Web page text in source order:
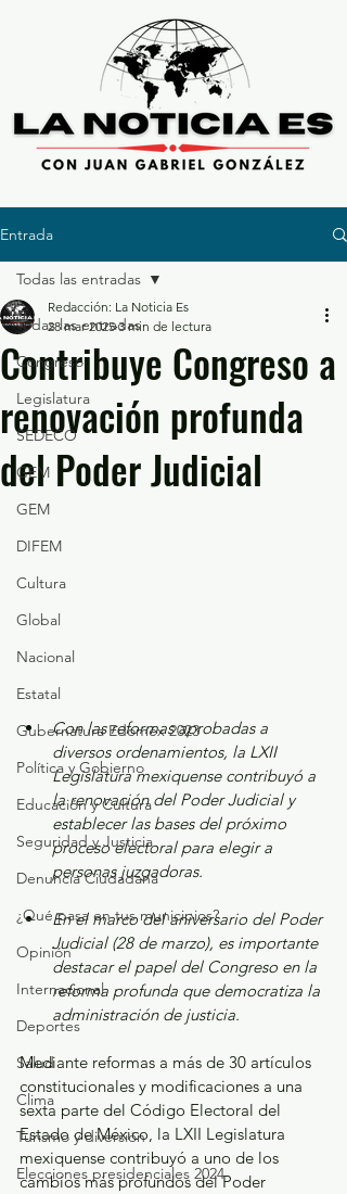
Entrada
Todas las entradas
Congreso
Legislatura
SEDECO
GEM
GEM
DIFEM
Cultura
Global
Nacional
Estatal
Gubernatura Edoméx 2023
Política y Gobierno
Educación y Cultura
Seguridad y Justicia
Denuncia Ciudadana
¿Qué pasa en tus municipios?
Opinión
Internacional
Deportes
Salud
Clima
Turismo y diversión
Elecciones presidenciales 2024
Todas las entradas
Contribuye Congreso a
renovación profunda
del Poder Judicial
Redacción: La Noticia Es
28 mar 2025 3 min de lectura
Con las reformas aprobadas a
diversos ordenamientos, la LXII
Legislatura mexiquense contribuyó a
la renovación del Poder Judicial y
establecer las bases del próximo
proceso electoral para elegir a
personas juzgadoras.
En el marco del aniversario del Poder
Judicial (28 de marzo), es importante
destacar el papel del Congreso en la
reforma profunda que democratiza la
administración de justicia.
Mediante reformas a más de 30 artículos
constitucionales y modificaciones a una
sexta parte del Código Electoral del
Estado de México, la LXII Legislatura
mexiquense contribuyó a uno de los
cambios más profundos del Poder